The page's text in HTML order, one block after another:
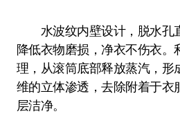
水波纹内壁设计，脱水孔
降低衣物磨损，净衣不伤衣。
理，从滚筒底部释放蒸汽，形
维的立体渗透，去除附着于衣
层洁净。